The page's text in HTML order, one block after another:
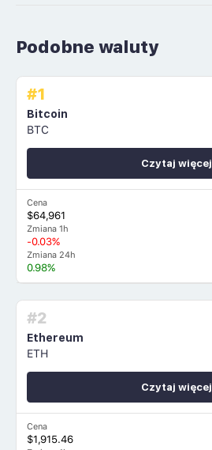
Podobne waluty
#1
Bitcoin
BTC
Cena
$64,961
Zmiana 1h
-0.03%
Zmiana 24h
0.98%
Czytaj więcej
#2
Ethereum
ETH
Cena
$1,915.46
Czytaj więcej